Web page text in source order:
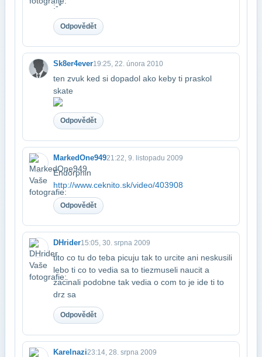
:-*
Odpovědět
Sk8er4ever19:25, 22. února 2010
ten zvuk ked si dopadol ako keby ti praskol
skate
Odpovědět
MarkedOne94921:22, 9. listopadu 2009
Endorphin
http://www.ceknito.sk/video/403908
Odpovědět
DHrider15:05, 30. srpna 2009
tito co tu do teba picuju tak to urcite ani neskusili
lebo ti co to vedia sa to tiez​museli naucit a
zacinali podobne tak vedia o com to je ide ti to
drz sa
Odpovědět
Karelnazi23:14, 28. srpna 2009